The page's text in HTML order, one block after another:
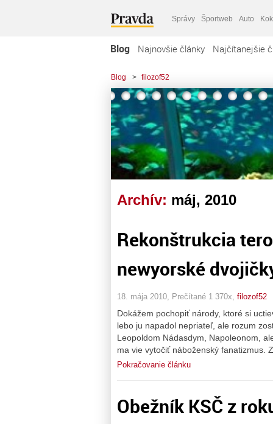
Správy Športweb Auto
Blog Najnovšie články Najčítanejšie
Blog > filozof52
Archív: máj, 2010
Rekonštrukcia
newyorské
18. mája 2010, Prečítané 1 370x, filozof52
Dokážem pochopiť národy, ktoré si
lebo ju napadol nepriateľ, ale rozum
Leopoldom Nádasdym, Napoleonom,
ma vie vytočiť náboženský fanatizmus.
Pokračovanie článku
Obežník KSČ z